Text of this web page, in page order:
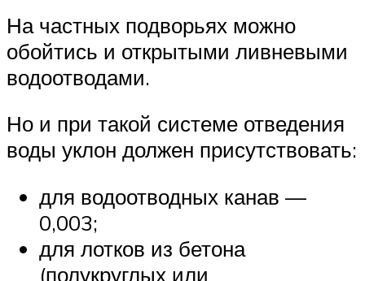
На частных подворьях можно
обойтись и открытыми ливневыми
водоотводами.
Но и при такой системе отведения
воды уклон должен присутствовать:
для водоотводных канав —
0,003;
для лотков из бетона
(полукруглых или